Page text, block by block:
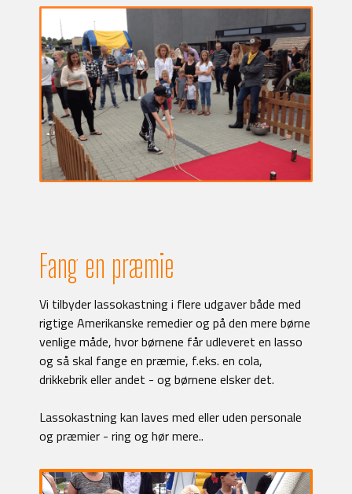
Fang en præmie
Vi tilbyder lassokastning i flere udgaver både med
rigtige Amerikanske remedier og på den mere børne
venlige måde, hvor børnene får udleveret en lasso
og så skal fange en præmie, f.eks. en cola,
drikkebrik eller andet - og børnene elsker det.
Lassokastning kan laves med eller uden personale
og præmier - ring og hør mere..